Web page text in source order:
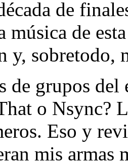
de
música de
y, sobretodo,
de grupos
o Nsync?
Eso y
mis armas